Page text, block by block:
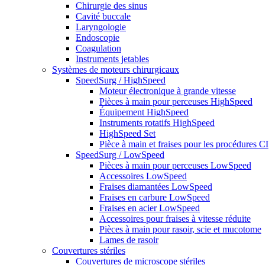
Chirurgie des sinus
Cavité buccale
Laryngologie
Endoscopie
Coagulation
Instruments jetables
Systèmes de moteurs chirurgicaux
SpeedSurg / HighSpeed
Moteur électronique à grande vitesse
Pièces à main pour perceuses HighSpeed
Équipement HighSpeed
Instruments rotatifs HighSpeed
HighSpeed Set
Pièce à main et fraises pour les procédures CI
SpeedSurg / LowSpeed
Pièces à main pour perceuses LowSpeed
Accessoires LowSpeed
Fraises diamantées LowSpeed
Fraises en carbure LowSpeed
Fraises en acier LowSpeed
Accessoires pour fraises à vitesse réduite
Pièces à main pour rasoir, scie et mucotome
Lames de rasoir
Couvertures stériles
Couvertures de microscope stériles